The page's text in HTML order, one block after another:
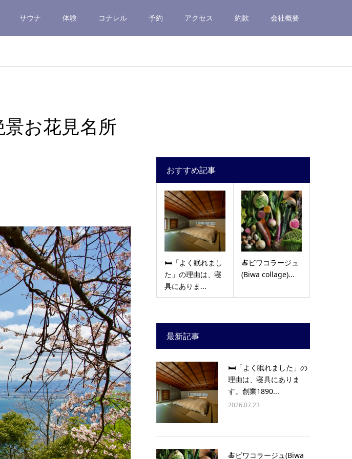
サウナ 体験 コナレル 予約 アクセス 約款 会社概要
景お花見名所
おすすめ記事
🛏️「よく眠れまし
た」の理由は、寝
具にありま...
🍝ビワコラージュ
(Biwa collage)...
最新記事
🛏️「よく眠れました」の
理由は、寝具にありま
す。創業1890...
2026.07.23
🍝ビワコラージュ(Biwa